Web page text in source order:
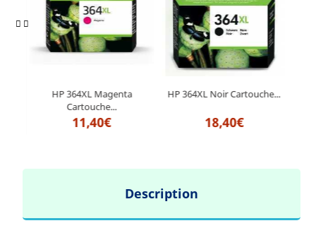
HP 364XL Magenta
Cartouche...
11,40€
HP 364XL Noir Cartouche...
18,40€
Description